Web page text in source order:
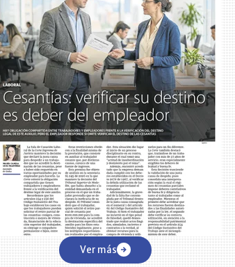
Ver más